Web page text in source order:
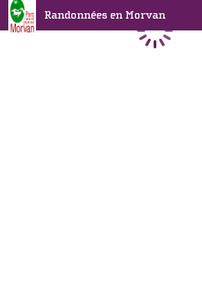
Randonnées en Morvan
Chargement